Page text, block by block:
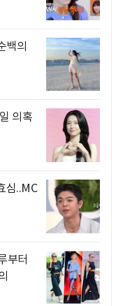
백의
의혹
심..MC
부터